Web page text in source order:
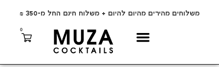
משלוחים מהירים מהיום להיום + משלוח חינם החל מ-350 ₪
0